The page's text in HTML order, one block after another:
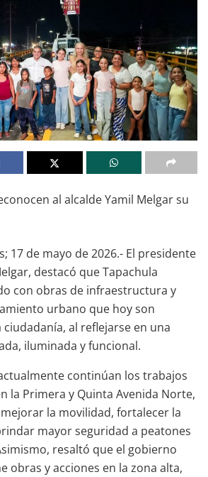
al alcalde Yamil Melgar su
17 de mayo de 2026.- El presidente
destacó que Tapachula
con obras de infraestructura y
urbano que hoy son
al reflejarse en una
iluminada y funcional.
continúan los trabajos
la Primera y Quinta Avenida Norte,
la movilidad, fortalecer la
mayor seguridad a peatones
resaltó que el gobierno
obras y acciones en la zona alta,